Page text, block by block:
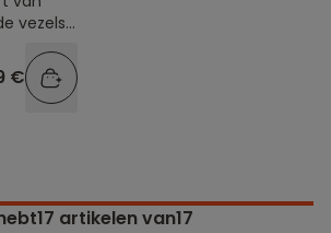
vezels
€
17 artikelen van17